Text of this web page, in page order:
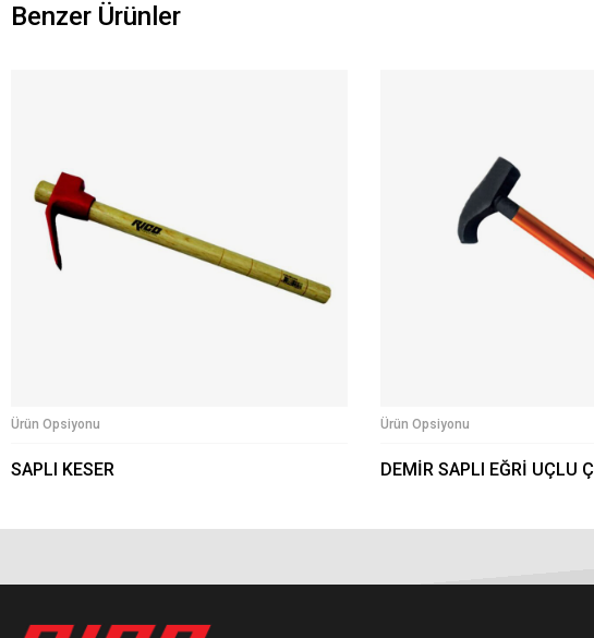
Benzer Ürünler
Ürün Opsiyonu
SAPLI KESER
Ürün Opsiyonu
DEMİR SAPLI EĞRİ UÇLU